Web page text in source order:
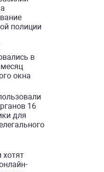
полиции
в
окна
16
для
хотят